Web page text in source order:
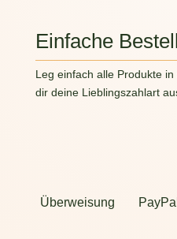
Einfache
Leg einfach alle Produkte
dir deine Lieblingszahlart
Überweisung PayPal